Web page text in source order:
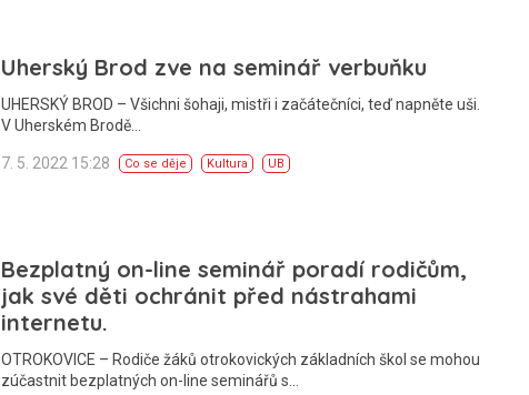
Uherský Brod zve na seminář verbuňku
UHERSKÝ BROD – Všichni šohaji, mistři i začátečníci, teď napněte uši.
V Uherském Brodě…
7. 5. 2022 15:28 Co se děje Kultura UB
Bezplatný on-line seminář poradí rodičům,
jak své děti ochránit před nástrahami
internetu.
OTROKOVICE – Rodiče žáků otrokovických základních škol se mohou
zúčastnit bezplatných on-line seminářů s…